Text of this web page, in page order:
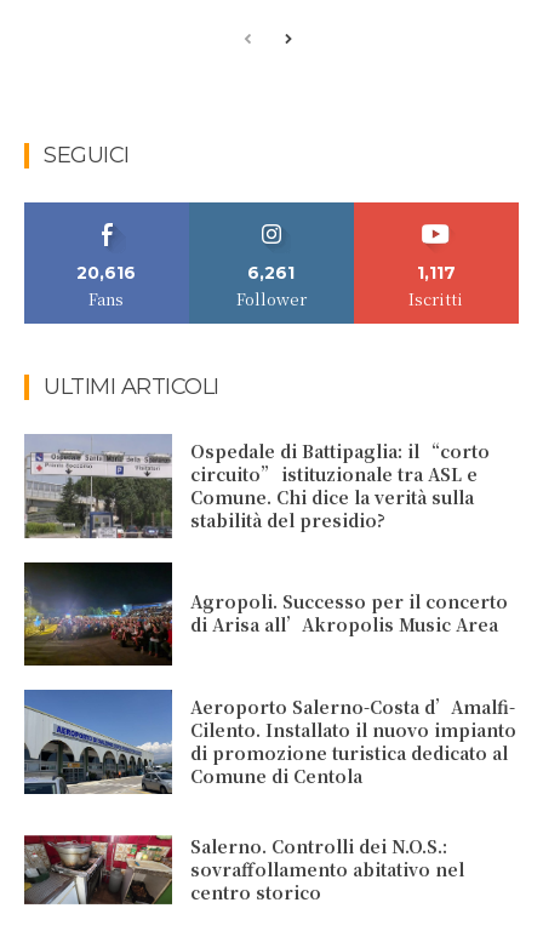
SEGUICI
20,616
Fans
6,261
Follower
1,117
Iscritti
ULTIMI ARTICOLI
Ospedale di Battipaglia: il “corto
circuito” istituzionale tra ASL e
Comune. Chi dice la verità sulla
stabilità del presidio?
Agropoli. Successo per il concerto
di Arisa all’Akropolis Music Area
Aeroporto Salerno-Costa d’Amalfi-
Cilento. Installato il nuovo impianto
di promozione turistica dedicato al
Comune di Centola
Salerno. Controlli dei N.O.S.:
sovraffollamento abitativo nel
centro storico